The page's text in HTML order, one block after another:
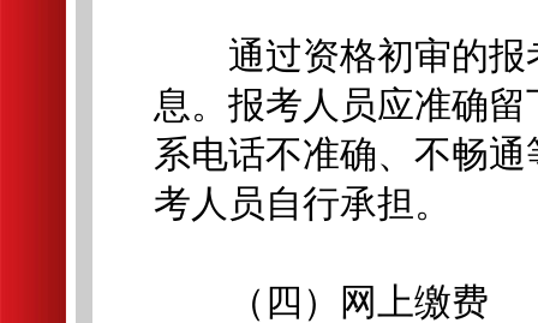
通过资格初审的报
息。报考人员应准确
系电话不准确、不畅
考人员自行承担。
（四）网上缴费